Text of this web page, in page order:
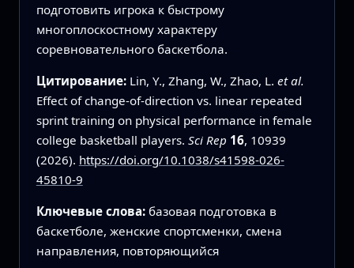
подготовить игрока к быстрому
многоплоскостному характеру
соревновательного баскетбола.
Цитирование: Lin, Y., Zhang, W., Zhao, L. et al.
Effect of change-of-direction vs. linear repeated
sprint training on physical performance in female
college basketball players. Sci Rep 16, 10939
(2026). https://doi.org/10.1038/s41598-026-
45810-9
Ключевые слова: базовая подготовка в
баскетболе, женские спортсменки, смена
направления, повторяющийся